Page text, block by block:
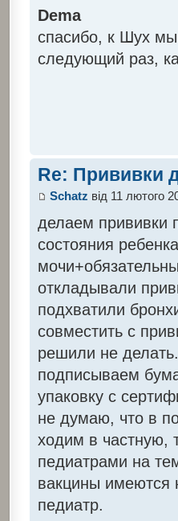
Dema
спасибо, к Шух
следующий раз,
Re: Прививки
Schatz від 11 лютого
делаем прививки
состояния
откладывали
подхватили
совместить с
решили не
подписываем
упаковку с
не думаю, что в
ходим в частную,
педиатрами на
вакцины имеются
педиатр.